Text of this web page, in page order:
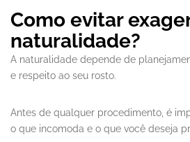
Como evitar
naturalidade?
A naturalidade depende de
e respeito ao seu rosto.
Antes de qualquer procedimento, é
o que incomoda e o que você deseja